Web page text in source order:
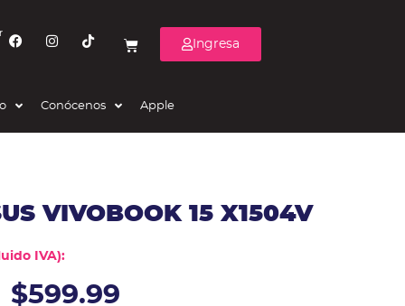
Ingresa
Conócenos Apple
VIVOBOOK 15 X1504V
IVA):
$599.99